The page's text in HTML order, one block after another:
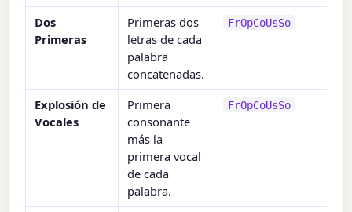
Dos
Primeras
Primeras dos
letras de cada
palabra
concatenadas.
FrOpCoUsSo
Explosión de
Vocales
Primera
consonante
más la
primera vocal
de cada
palabra.
FrOpCoUsSo